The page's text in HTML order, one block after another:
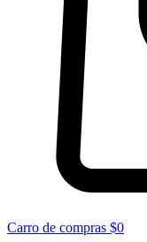
Carro de compras $0